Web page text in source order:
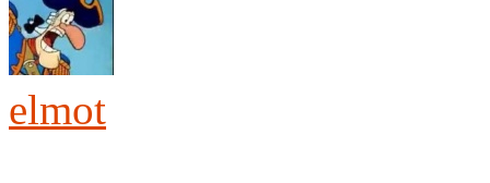
elmot